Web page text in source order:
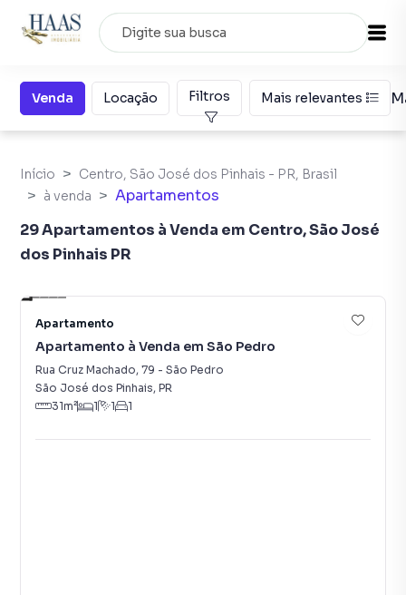
Venda Locação Filtros Mais relevantes
Início
Centro, São José dos Pinhais - PR, Brasil
à venda
Apartamentos
29 Apartamentos à Venda em Centro, São José
dos Pinhais PR
Apartamento
Apartamento à Venda em São Pedro
Rua Cruz Machado, 79 - São Pedro
São José dos Pinhais, PR
31m² 1 1 1